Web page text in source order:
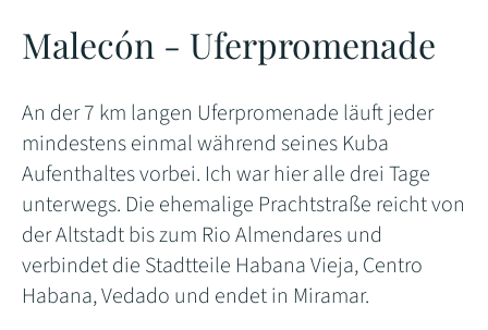
Malecón - Uferpromenade
An der 7 km langen Uferpromenade läuft jeder
mindestens einmal während seines Kuba
Aufenthaltes vorbei. Ich war hier alle drei Tage
unterwegs. Die ehemalige Prachtstraße reicht von
der Altstadt bis zum Rio Almendares und
verbindet die Stadtteile Habana Vieja, Centro
Habana, Vedado und endet in Miramar.